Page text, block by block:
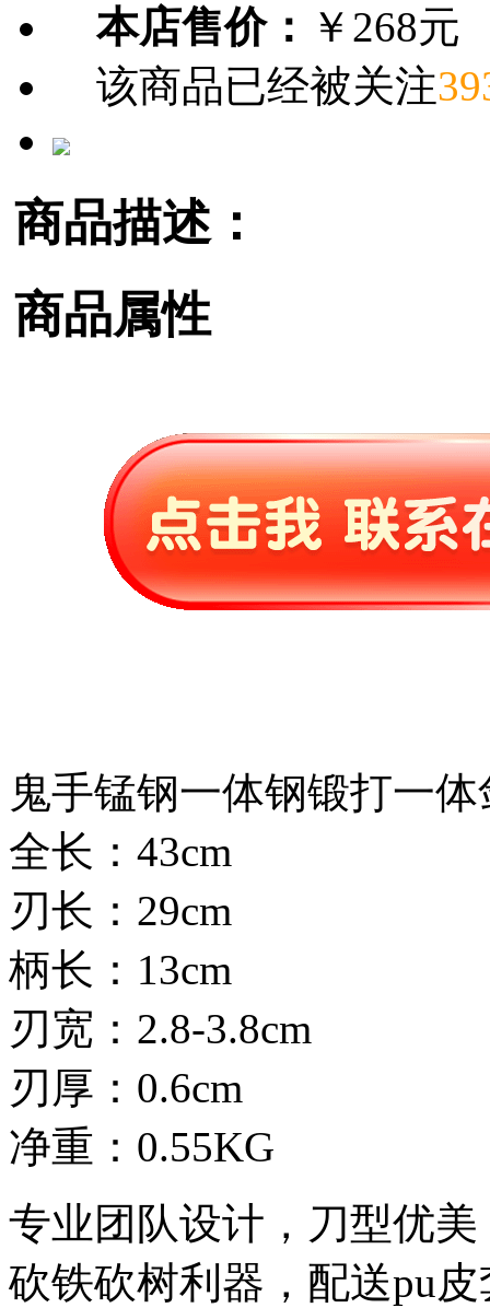
本店售价： ￥268元
该商品已经被关注
商品描述：
商品属性
鬼手锰钢一体钢锻打一体
全长：43cm
刃长：29cm
柄长：13cm
刃宽：2.8-3.8cm
刃厚：0.6cm
净重：0.55KG
专业团队设计，刀型优
砍铁砍树利器，配送pu